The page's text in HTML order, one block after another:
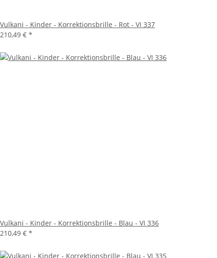
Vulkani - Kinder - Korrektionsbrille - Rot - VI 337
210,49 € *
Vulkani - Kinder - Korrektionsbrille - Blau - VI 336
210,49 € *